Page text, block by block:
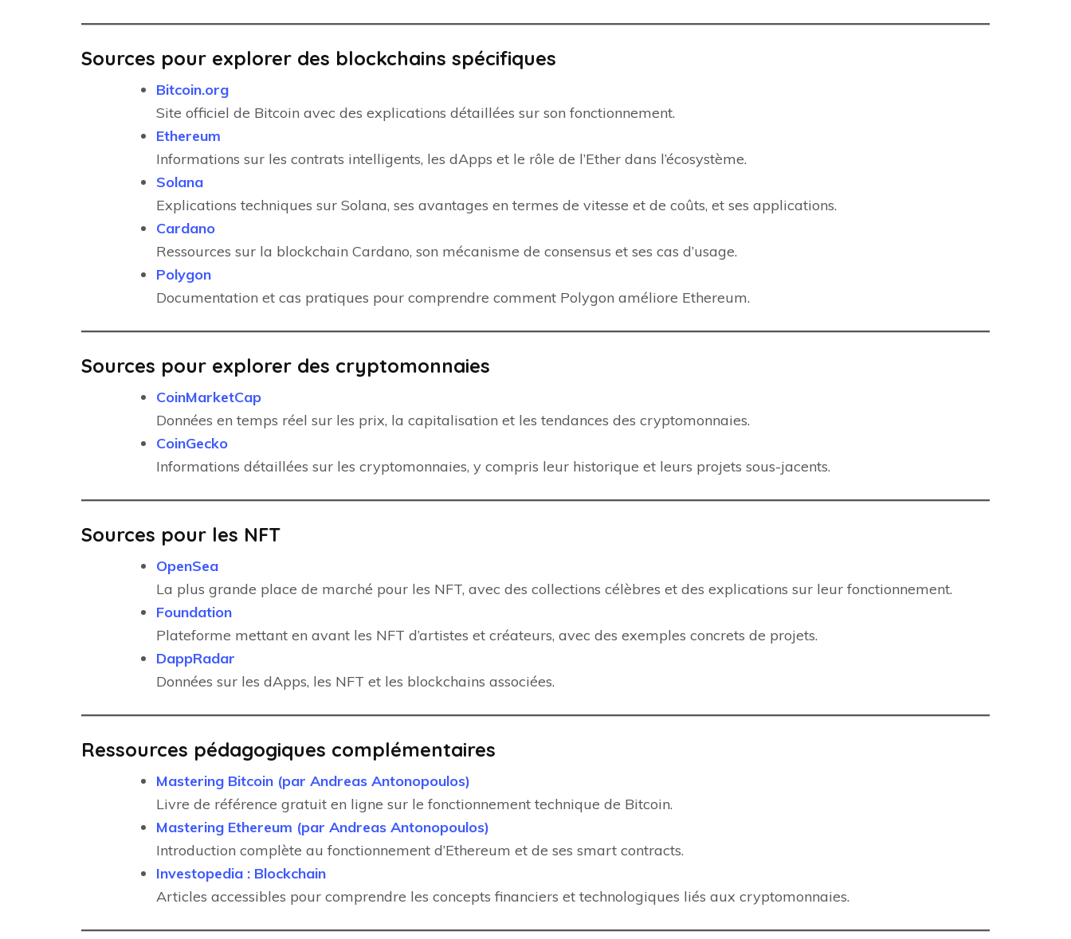
Sources pour explorer des blockchains spécifiques
Bitcoin.org
Site officiel de Bitcoin avec des explications détaillées sur son fonctionnement.
Ethereum
Informations sur les contrats intelligents, les dApps et le rôle de l’Ether dans l’écosystème.
Solana
Explications techniques sur Solana, ses avantages en termes de vitesse et de coûts, et ses applications.
Cardano
Ressources sur la blockchain Cardano, son mécanisme de consensus et ses cas d’usage.
Polygon
Documentation et cas pratiques pour comprendre comment Polygon améliore Ethereum.
Sources pour explorer des cryptomonnaies
CoinMarketCap
Données en temps réel sur les prix, la capitalisation et les tendances des cryptomonnaies.
CoinGecko
Informations détaillées sur les cryptomonnaies, y compris leur historique et leurs projets sous-jacents.
Sources pour les NFT
OpenSea
La plus grande place de marché pour les NFT, avec des collections célèbres et des explications sur leur fonctionnement.
Foundation
Plateforme mettant en avant les NFT d’artistes et créateurs, avec des exemples concrets de projets.
DappRadar
Données sur les dApps, les NFT et les blockchains associées.
Ressources pédagogiques complémentaires
Mastering Bitcoin (par Andreas Antonopoulos)
Livre de référence gratuit en ligne sur le fonctionnement technique de Bitcoin.
Mastering Ethereum (par Andreas Antonopoulos)
Introduction complète au fonctionnement d’Ethereum et de ses smart contracts.
Investopedia : Blockchain
Articles accessibles pour comprendre les concepts financiers et technologiques liés aux cryptomonnaies.